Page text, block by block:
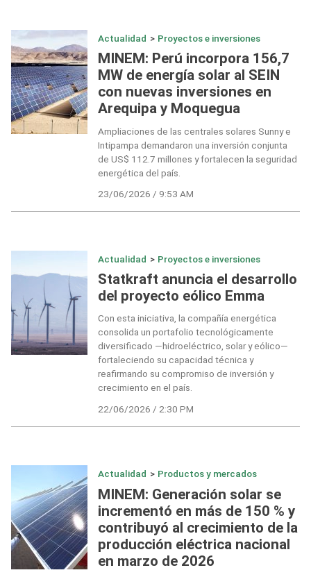
Actualidad > Proyectos e inversiones
MINEM: Perú incorpora 156,7
MW de energía solar al SEIN
con nuevas inversiones en
Arequipa y Moquegua
Ampliaciones de las centrales solares Sunny e
Intipampa demandaron una inversión conjunta
de US$ 112.7 millones y fortalecen la seguridad
energética del país.
23/06/2026 / 9:53 AM
Actualidad > Proyectos e inversiones
Statkraft anuncia el desarrollo
del proyecto eólico Emma
Con esta iniciativa, la compañía energética
consolida un portafolio tecnológicamente
diversificado —hidroeléctrico, solar y eólico—
fortaleciendo su capacidad técnica y
reafirmando su compromiso de inversión y
crecimiento en el país.
22/06/2026 / 2:30 PM
Actualidad > Productos y mercados
MINEM: Generación solar se
incrementó en más de 150 % y
contribuyó al crecimiento de la
producción eléctrica nacional
en marzo de 2026